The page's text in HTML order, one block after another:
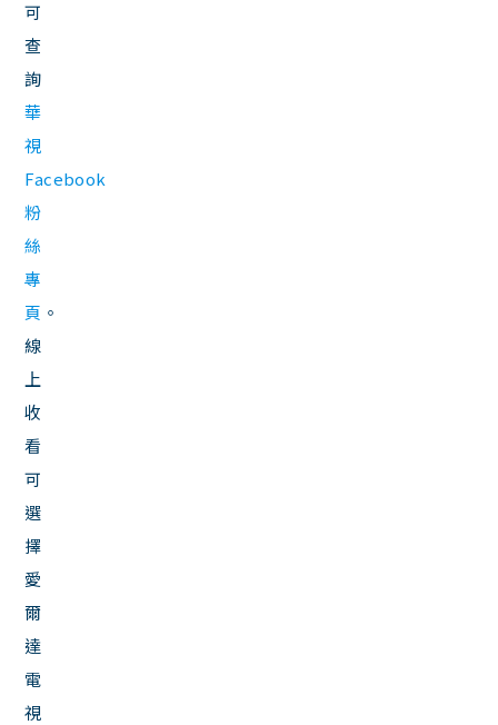
可
查
詢
華
視
Facebook
粉
絲
專
頁 。
線
上
收
看
可
選
擇
愛
爾
達
電
視